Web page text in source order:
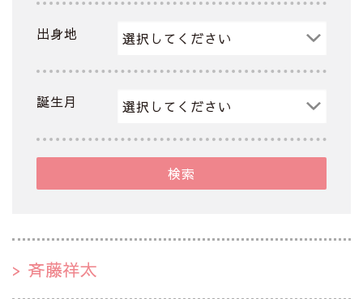
出身地
誕生月
検索
斉藤祥太